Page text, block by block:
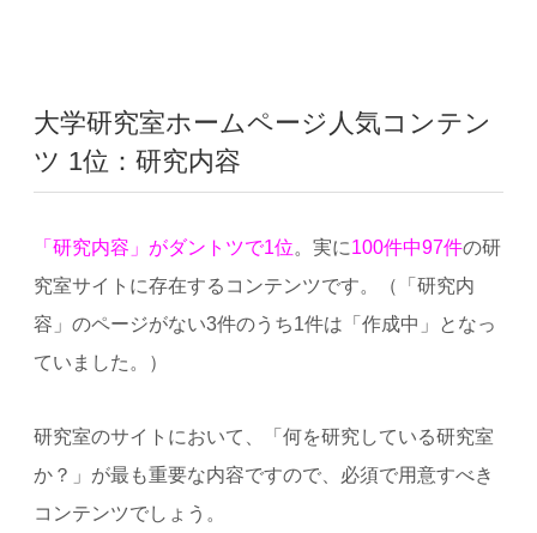
大学研究室ホームページ人気コンテン
ツ 1位：研究内容
「研究内容」がダントツで1位。実に100件中97件の研
究室サイトに存在するコンテンツです。（「研究内
容」のページがない3件のうち1件は「作成中」となっ
ていました。）
研究室のサイトにおいて、「何を研究している研究室
か？」が最も重要な内容ですので、必須で用意すべき
コンテンツでしょう。